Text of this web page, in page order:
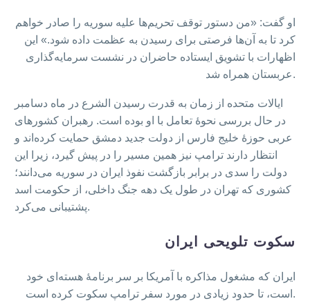
او گفت: «من دستور توقف تحریم‌ها علیه سوریه را صادر خواهم
کرد تا به آن‌ها فرصتی برای رسیدن به عظمت داده شود.» این
اظهارات با تشویق ایستاده حاضران در نشست سرمایه‌گذاری
عربستان همراه شد.
ایالات متحده از زمان به قدرت رسیدن الشرع در ماه دسامبر
در حال بررسی نحوهٔ تعامل با او بوده است. رهبران کشورهای
عربی حوزهٔ خلیج فارس از دولت جدید دمشق حمایت کرده‌اند و
انتظار دارند ترامپ نیز همین مسیر را در پیش گیرد، زیرا این
دولت را سدی در برابر بازگشت نفوذ ایران در سوریه می‌دانند؛
کشوری که تهران در طول یک دهه جنگ داخلی، از حکومت اسد
پشتیبانی می‌کرد.
سکوت تلویحی ایران
ایران که مشغول مذاکره با آمریکا بر سر برنامهٔ هسته‌ای خود
است، تا حدود زیادی در مورد سفر ترامپ سکوت کرده است.